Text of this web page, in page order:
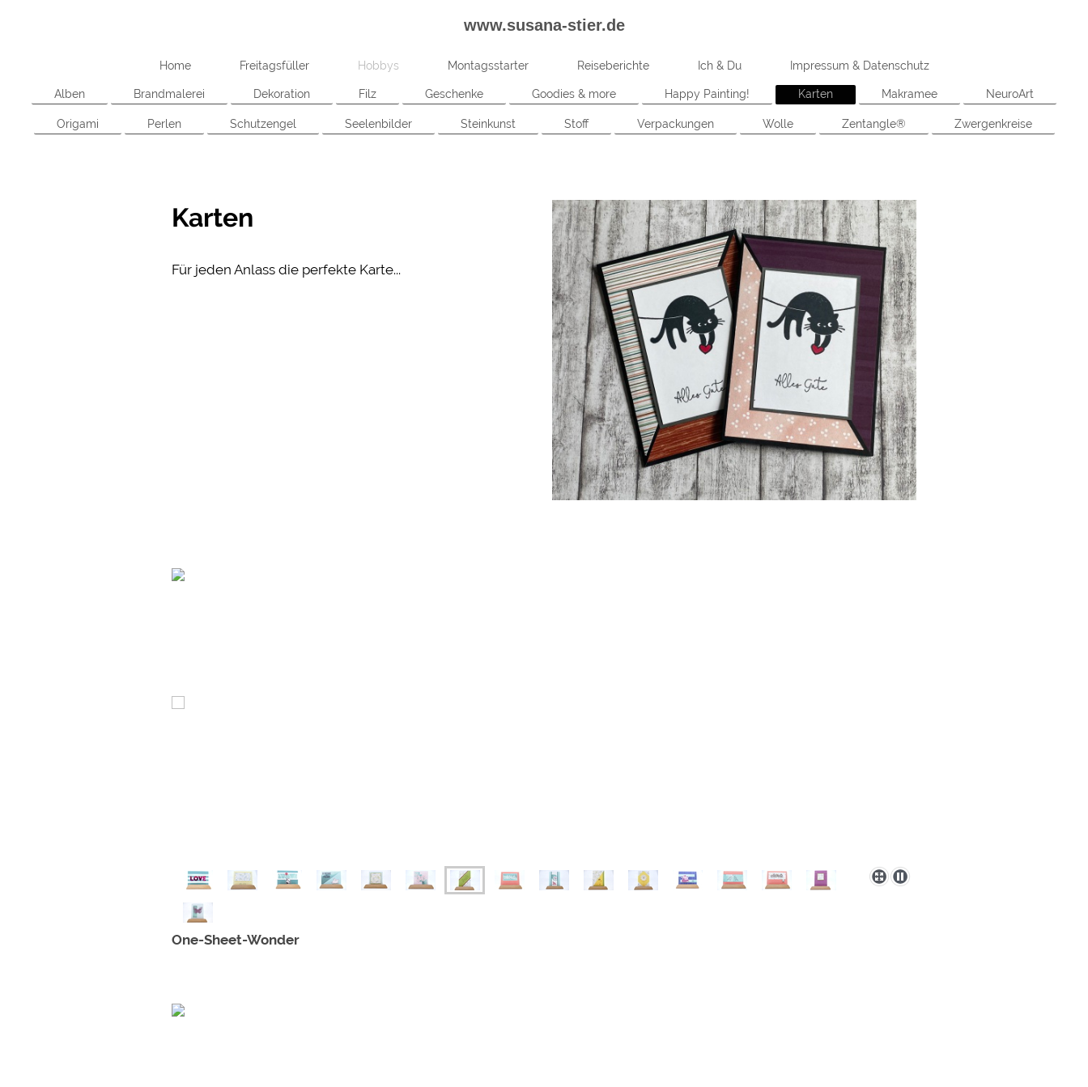
www.susana-stier.de
Home Freitagsfüller Hobbys Montagsstarter Reiseberichte Ich & Du Impressum & Datenschutz
Alben Brandmalerei Dekoration Filz Geschenke Goodies & more Happy Painting! Karten Makramee NeuroArt
Origami Perlen Schutzengel Seelenbilder Steinkunst Stoff Verpackungen Wolle Zentangle® Zwergenkreise
Karten
Für jeden Anlass die perfekte Karte...
One-Sheet-Wonder